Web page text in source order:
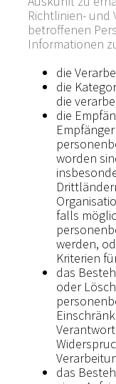
Richtlinien- und
betroffenen
Informationen
die
die
die
die
worden
falls
werden,
Kriterien
das
oder
das